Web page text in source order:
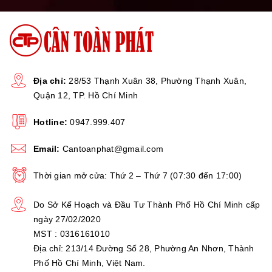
Địa chỉ: 28/53 Thạnh Xuân 38, Phường Thạnh Xuân,
Quận 12, TP. Hồ Chí Minh
Hotline: 0947.999.407
Email: Cantoanphat@gmail.com
Thời gian mở cửa: Thứ 2 – Thứ 7 (07:30 đến 17:00)
Do Sở Kế Hoạch và Đầu Tư Thành Phố Hồ Chí Minh cấp
ngày 27/02/2020
MST : 0316161010
Địa chỉ: 213/14 Đường Số 28, Phường An Nhơn, Thành
Phố Hồ Chí Minh, Việt Nam.